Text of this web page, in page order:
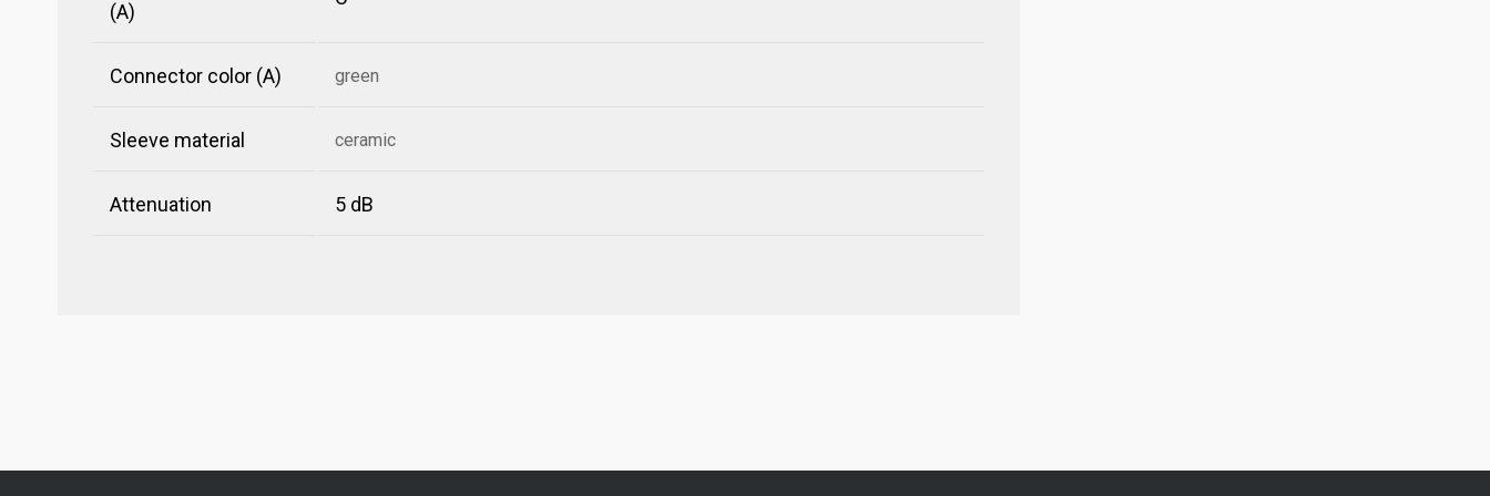
(A)
Connector color (A) green
Sleeve material ceramic
Attenuation 5 dB